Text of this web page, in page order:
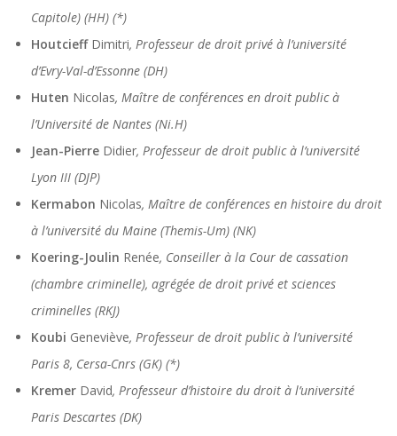
Capitole) (HH) (*)
HoutcieffDimitri, Professeur de droit privé à l’université
d’Evry-Val-d’Essonne (DH)
Huten Nicolas, Maître de conférences en droit public à
l’Université de Nantes (Ni.H)
Jean-Pierre Didier, Professeur de droit public à l’université
Lyon III (DJP)
Kermabon Nicolas, Maître de conférences en histoire du droit
à l’université du Maine (Themis-Um) (NK)
Koering-Joulin Renée, Conseiller à la Cour de cassation
(chambre criminelle), agrégée de droit privé et sciences
criminelles (RKJ)
Koubi Geneviève, Professeur de droit public à l’université
Paris 8, Cersa-Cnrs (GK) (*)
Kremer David, Professeur d’histoire du droit à l’université
Paris Descartes (DK)